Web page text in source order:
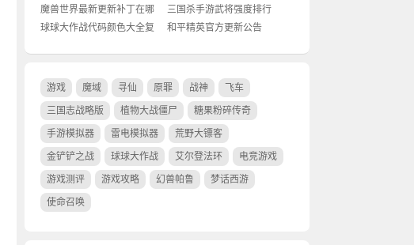
观看
魔兽世界最新更新补丁在哪
三国杀手游武将强度排行
球球大作战代码颜色大全复
和平精英官方更新公告
游戏 魔域 寻仙 原罪 战神 飞车
三国志战略版 植物大战僵尸 糖果粉碎传奇
手游模拟器 雷电模拟器 荒野大镖客
金铲铲之战 球球大作战 艾尔登法环 电竞游戏
游戏测评 游戏攻略 幻兽帕鲁 梦话西游
使命召唤